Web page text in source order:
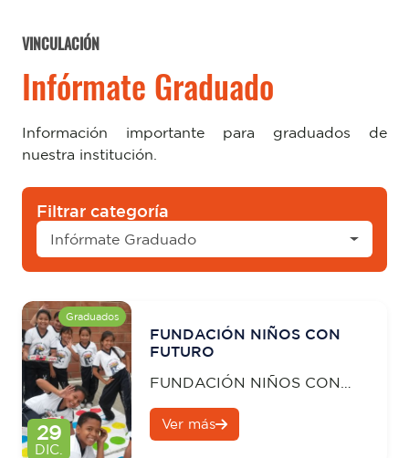
VINCULACIÓN
Infórmate Graduado
Información importante para graduados de
nuestra institución.
Filtrar categoría
Infórmate Graduado
29
DIC.
Graduados
FUNDACIÓN NIÑOS CON
FUTURO
FUNDACIÓN NIÑOS CON
FUTURO
Ver más